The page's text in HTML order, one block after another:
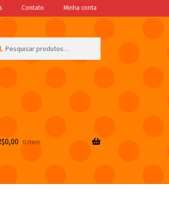
Contato Minha conta
0,00 0 item